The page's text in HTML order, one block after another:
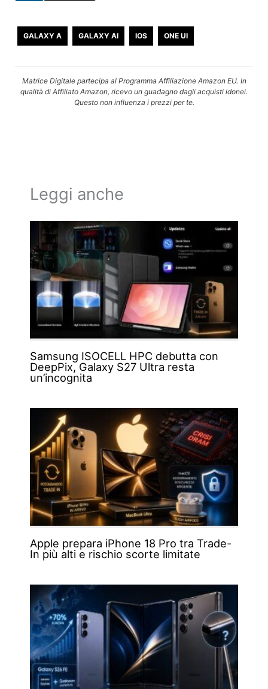
GALAXY A GALAXY AI IOS ONE UI
Matrice Digitale partecipa al Programma Affiliazione Amazon EU. In
qualità di Affiliato Amazon, ricevo un guadagno dagli acquisti idonei.
Questo non influenza i prezzi per te.
Leggi anche
Samsung ISOCELL HPC debutta con
DeepPix, Galaxy S27 Ultra resta
un’incognita
Apple prepara iPhone 18 Pro tra Trade-
In più alti e rischio scorte limitate